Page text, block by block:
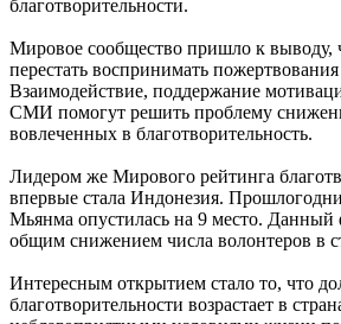
благотворительности.
Мировое сообщество пришло к выводу,
перестать воспринимать
Взаимодействие, поддержание
СМИ помогут решить проблему
вовлеченных в благотворительность.
Лидером же Мирового рейтинга
впервые стала Индонезия.
Мьянма опустилась на 9 место. Данный
общим снижением числа волонтеров в
Интересным открытием стало то, что
благотворительности возрастает в